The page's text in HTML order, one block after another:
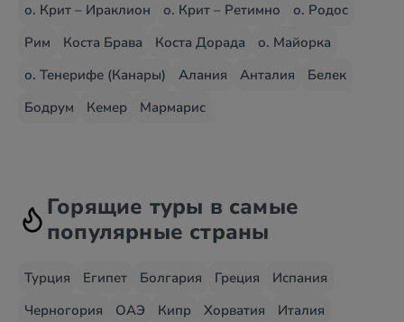
о. Крит – Ираклион
о. Крит – Ретимно
о. Родос
Рим
Коста Брава Коста Дорада
о. Майорка
о. Тенерифе (Канары)
Алания Анталия
Белек
Бодрум
Кемер Мармарис
Горящие туры в самые
популярные страны
Турция Египет Болгария Греция
Испания
Черногория
ОАЭ Кипр Хорватия
Италия